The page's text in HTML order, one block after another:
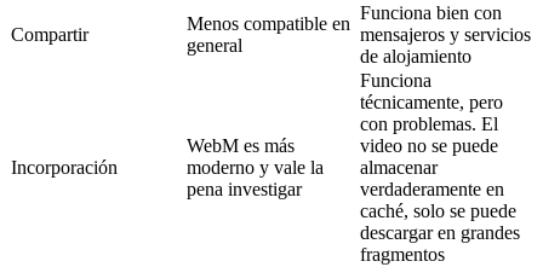
Compartir
Menos compatible en
general
Funciona bien con
mensajeros y servicios
de alojamiento
Incorporación
WebM es más
moderno y vale la
pena investigar
Funciona
técnicamente, pero
con problemas. El
video no se puede
almacenar
verdaderamente en
caché, solo se puede
descargar en grandes
fragmentos